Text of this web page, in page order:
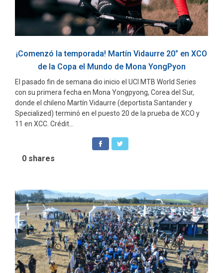
¡Comenzó la temporada! Martín Vidaurre 20° en XCO
de la Copa el Mundo de Mona YongPyon
El pasado fin de semana dio inicio el UCI MTB World Series
con su primera fecha en Mona Yongpyong, Corea del Sur,
donde el chileno Martín Vidaurre (deportista Santander y
Specialized) terminó en el puesto 20 de la prueba de XCO y
11 en XCC. Crédit...
0 shares